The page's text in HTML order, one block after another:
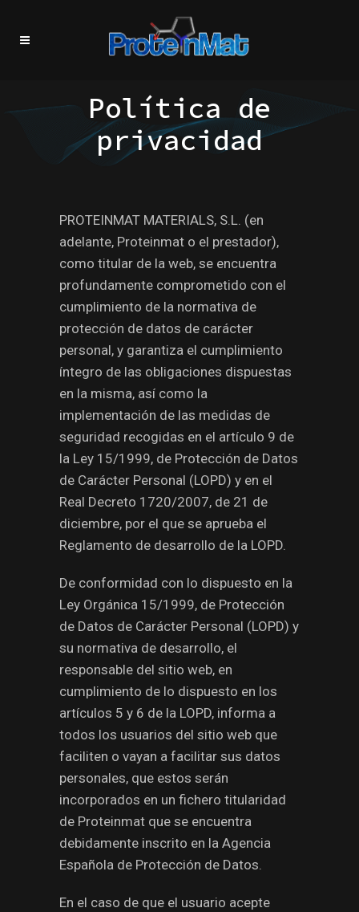
Política de
privacidad
PROTEINMAT MATERIALS, S.L. (en
adelante, Proteinmat o el prestador),
como titular de la web, se encuentra
profundamente comprometido con el
cumplimiento de la normativa de
protección de datos de carácter
personal, y garantiza el cumplimiento
íntegro de las obligaciones dispuestas
en la misma, así como la
implementación de las medidas de
seguridad recogidas en el artículo 9 de
la Ley 15/1999, de Protección de Datos
de Carácter Personal (LOPD) y en el
Real Decreto 1720/2007, de 21 de
diciembre, por el que se aprueba el
Reglamento de desarrollo de la LOPD.
De conformidad con lo dispuesto en la
Ley Orgánica 15/1999, de Protección
de Datos de Carácter Personal (LOPD) y
su normativa de desarrollo, el
responsable del sitio web, en
cumplimiento de lo dispuesto en los
artículos 5 y 6 de la LOPD, informa a
todos los usuarios del sitio web que
faciliten o vayan a facilitar sus datos
personales, que estos serán
incorporados en un fichero titularidad
de Proteinmat que se encuentra
debidamente inscrito en la Agencia
Española de Protección de Datos.
En el caso de que el usuario acepte